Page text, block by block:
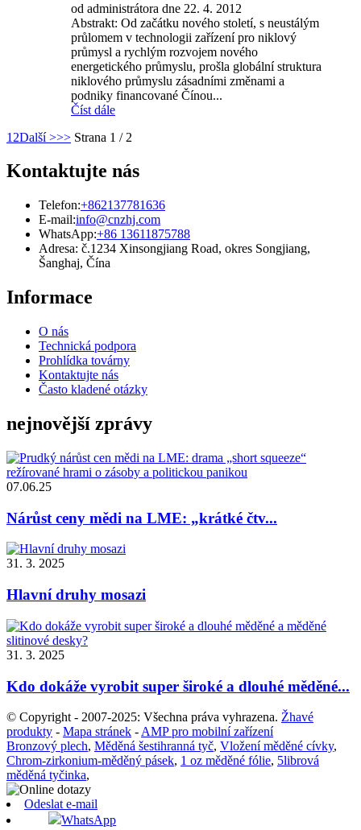
od administrátora dne 22. 4. 2012
Abstrakt: Od začátku nového století, s neustálým
průlomem v technologii zařízení pro niklový
průmysl a rychlým rozvojem nového
energetického průmyslu, prošla globální struktura
niklového průmyslu zásadními změnami a
podniky financované Čínou...
Číst dále
1 2Další >>> Strana 1 / 2
Kontaktujte nás
Telefon:+862137781636
E-mail:info@cnzhj.com
WhatsApp:+86 13611875788
Adresa: č.1234 Xinsongjiang Road, okres Songjiang,
Šanghaj, Čína
Informace
O nás
Technická podpora
Prohlídka továrny
Kontaktujte nás
Často kladené otázky
nejnovější zprávy
07.06.25
Nárůst ceny mědi na LME: „krátké čtv...
31. 3. 2025
Hlavní druhy mosazi
31. 3. 2025
Kdo dokáže vyrobit super široké a dlouhé měděné...
© Copyright - 2007-2025: Všechna práva vyhrazena. Žhavé
produkty - Mapa stránek - AMP pro mobilní zařízení
Bronzový plech, Měděná šestihranná tyč, Vložení měděné cívky,
Chrom-zirkonium-měděný pásek, 1 oz měděné fólie, 5librová
měděná tyčinka,
Odeslat e-mail
WhatsApp